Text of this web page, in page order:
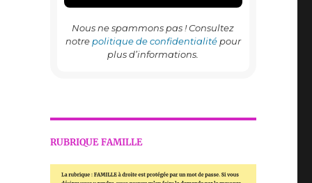
Nous ne spammons pas ! Consultez
notre politique de confidentialitépour
plus d’informations.
RUBRIQUE FAMILLE